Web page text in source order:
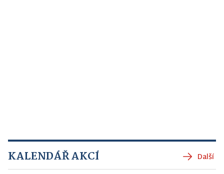
KALENDÁŘ AKCÍ Další